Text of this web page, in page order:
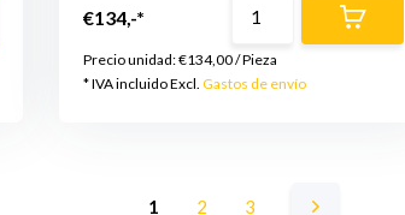
€134,-*
Precio unidad:€134,00/Pieza
* IVA incluido Excl. Gastos de envío
1 2 3